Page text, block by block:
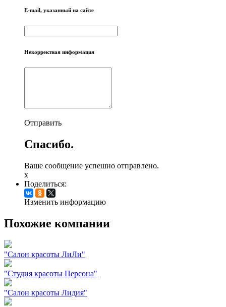
E-mail, указанный на сайте
Некорректная информация
Отправить
Спасибо.
Ваше сообщение успешно отправлено.
x
Поделиться:
Изменить информацию
Похожие компании
"Салон красоты ЛиЛи"
"Студия красоты Персона"
"Салон красоты Лидия"